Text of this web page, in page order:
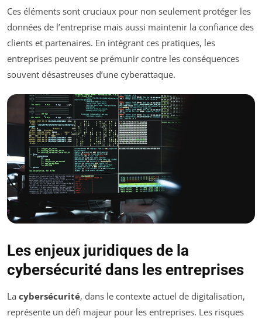
Ces éléments sont cruciaux pour non seulement protéger les
données de l’entreprise mais aussi maintenir la confiance des
clients et partenaires. En intégrant ces pratiques, les
entreprises peuvent se prémunir contre les conséquences
souvent désastreuses d’une cyberattaque.
Les enjeux juridiques de la
cybersécurité dans les entreprises
La cybersécurité, dans le contexte actuel de digitalisation,
représente un défi majeur pour les entreprises. Les risques